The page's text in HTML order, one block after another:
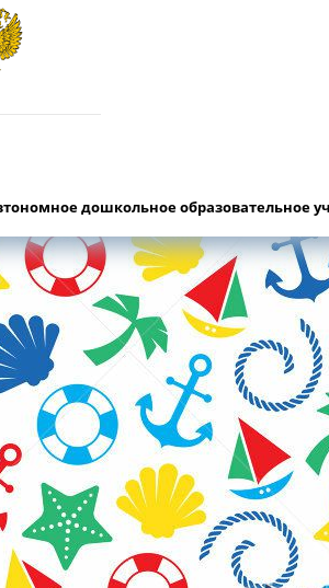
дошкольное образовательное